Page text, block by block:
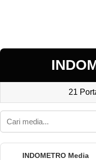
21
INDOMETRO Media